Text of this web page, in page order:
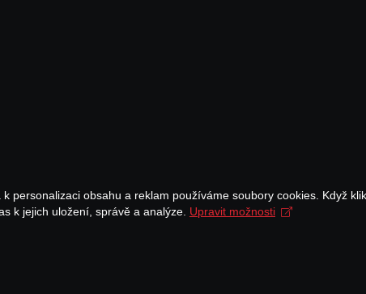
personalizaci obsahu a reklam používáme soubory cookies. Když
k jejich uložení, správě a analýze. Upravit možnosti